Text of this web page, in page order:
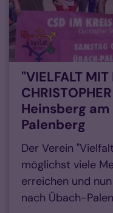
"VIELFALT
Heinsberg
Palenberg
Der Verein
möglichst viele
erreichen und
nach Übach-